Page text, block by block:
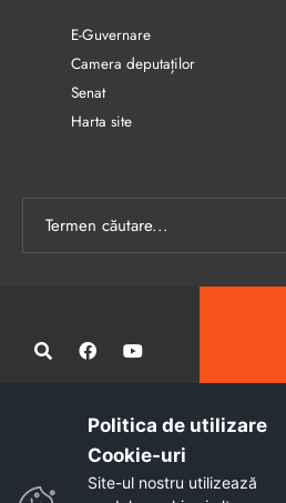
E-Guvernare
Camera deputaților
Senat
Harta site
Administrația publică locală
Politica de utilizare
Cookie-uri‎
Site-ul nostru utilizează